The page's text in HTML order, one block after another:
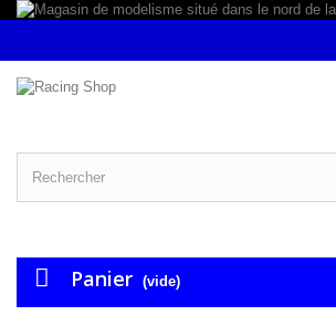
Panier (vide)